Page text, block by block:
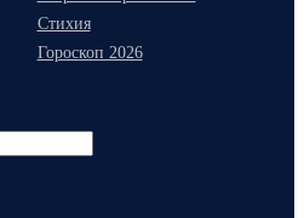
Стихия
Гороскоп 2026